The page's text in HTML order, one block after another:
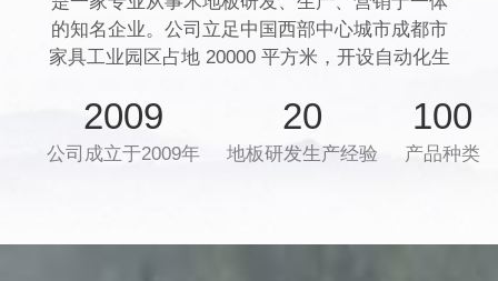
的知名企业。公司立足中国西部中心城市成都市
家具工业园区占地 20000 平方米，开设自动化生
力于木地板的研发和生产，在西部地板行业一直
保持先进水平。派宸地板秉承“精业创新，互利共
赢”的核心价值观，用精工精神创造高品质地板，
2009
公司成立于2009年
20
地板研发生产经验
100
产品种类